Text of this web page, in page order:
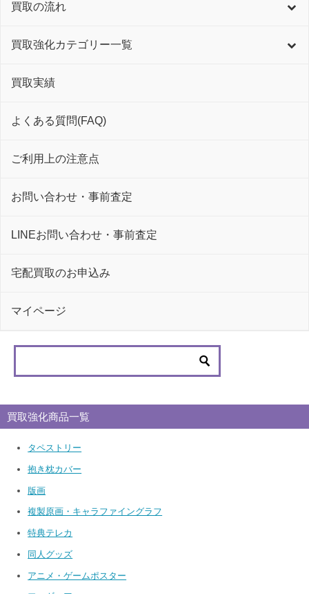
買取の流れ
買取強化カテゴリー一覧
買取実績
よくある質問(FAQ)
ご利用上の注意点
お問い合わせ・事前査定
LINEお問い合わせ・事前査定
宅配買取のお申込み
マイページ
買取強化商品一覧
タペストリー
抱き枕カバー
版画
複製原画・キャラファイングラフ
特典テレカ
同人グッズ
アニメ・ゲームポスター